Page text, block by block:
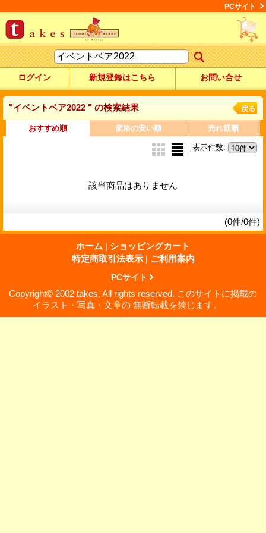
PCサイト
ログイン 新規登録はこちら お問い合せ
"イベントベア2022 " の検索結果 戻る
おすすめ順 価格の安い順 売れ筋順
表示件数:
該当商品はありません
(0件/0件)
ホーム | ショッピングカート
特定商取引法表示 | ご利用案内
PCサイト
Copyright© 2002 takes. All rights reserved. このサイトに掲載の
イラスト・写真・文章の 無断転載を禁じます。